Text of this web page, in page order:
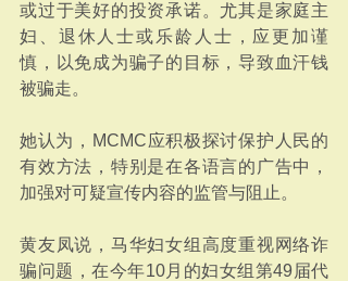
或过于美好的投资承诺。尤其是家庭主
妇、退休人士或乐龄人士，应更加谨
慎，以免成为骗子的目标，导致血汗钱
被骗走。
她认为，MCMC应积极探讨保护人民的
有效方法，特别是在各语言的广告中，
加强对可疑宣传内容的监管与阻止。
黄友凤说，马华妇女组高度重视网络诈
骗问题，在今年10月的妇女组第49届代